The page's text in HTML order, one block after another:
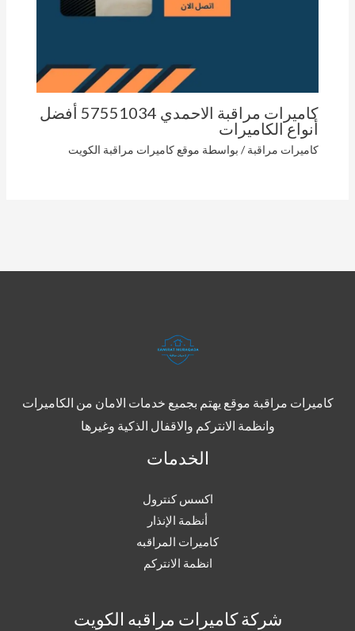
كاميرات مراقبة الاحمدي 57551034 أفضل
أنواع الكاميرات
كاميرات مراقبة / بواسطة موقع كاميرات مراقبة الكويت
كاميرات مراقبة موقع يهتم بجميع خدمات الامان من الكاميرات
وانظمة الانتركم والاقفال الذكية وغيرها
الخدمات
اكسس كنترول
أنظمة الإنذار
كاميرات المراقبه
انظمة الانتركم
شركة كاميرات مراقبه الكويت